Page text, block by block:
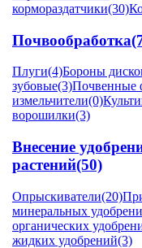
кормораздатчики(30)
Почвообработка
Плуги(4)Бороны
зубовые(3)Почвенные
измельчители(0)
ворошилки(3)
Внесение
растений(50)
Опрыскиватели(20)
минеральных
органических
жидких удобрений(3)